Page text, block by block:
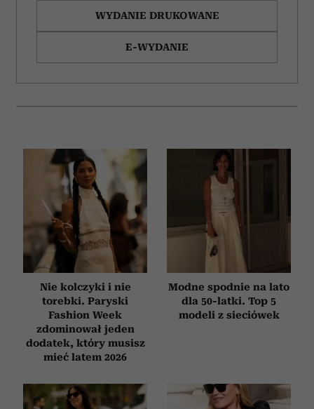
WYDANIE DRUKOWANE
E-WYDANIE
Nie kolczyki i nie
torebki. Paryski
Fashion Week
zdominował jeden
dodatek, który musisz
mieć latem 2026
Modne spodnie na lato
dla 50-latki. Top 5
modeli z sieciówek